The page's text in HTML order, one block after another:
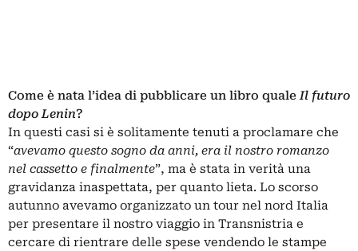
Come è nata l’idea di pubblicare un libro qualeIl futuro
dopo Lenin?
In questi casi si è solitamente tenuti a proclamare che
“avevamo questo sogno da anni, era il nostro romanzo
nel cassetto e finalmente”, ma è stata in verità una
gravidanza inaspettata, per quanto lieta. Lo scorso
autunno avevamo organizzato un tour nel nord Italia
per presentare il nostro viaggio in Transnistria e
cercare di rientrare delle spese vendendo le stampe